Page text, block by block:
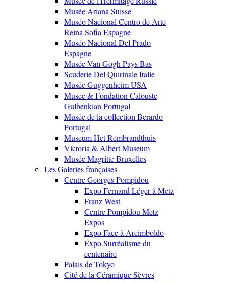
Musée Ariana Suisse
Muséo Nacional Centro de Arte
Reina Sofia Espagne
Muséo Nacional Del Prado
Espagne
Musée Van Gogh Pays Bas
Scuderie Del Quirinale Italie
Musée Guggenheim USA
Musee & Fondation Calouste
Gulbenkian Portugal
Musée de la collection Berardo
Portugal
Museum Het Rembrandthuis
Victoria & Albert Museum
Musée Magritte Bruxelles
Les Galeries françaises
Centre Georges Pompidou
Expo Fernand Léger à Metz
Franz West
Centre Pompidou Metz
Expos
Expo Face à Arcimboldo
Expo Surréalisme du
centenaire
Palais de Tokyo
Cité de la Céramique Sèvres